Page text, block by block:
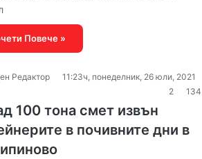
Повече »
Редактор
11:23ч, понеделник, 26 юли, 2021
2
134
100 тона смет извън
в почивните дни в